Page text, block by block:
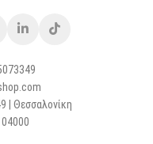
| Θεσσαλονίκη